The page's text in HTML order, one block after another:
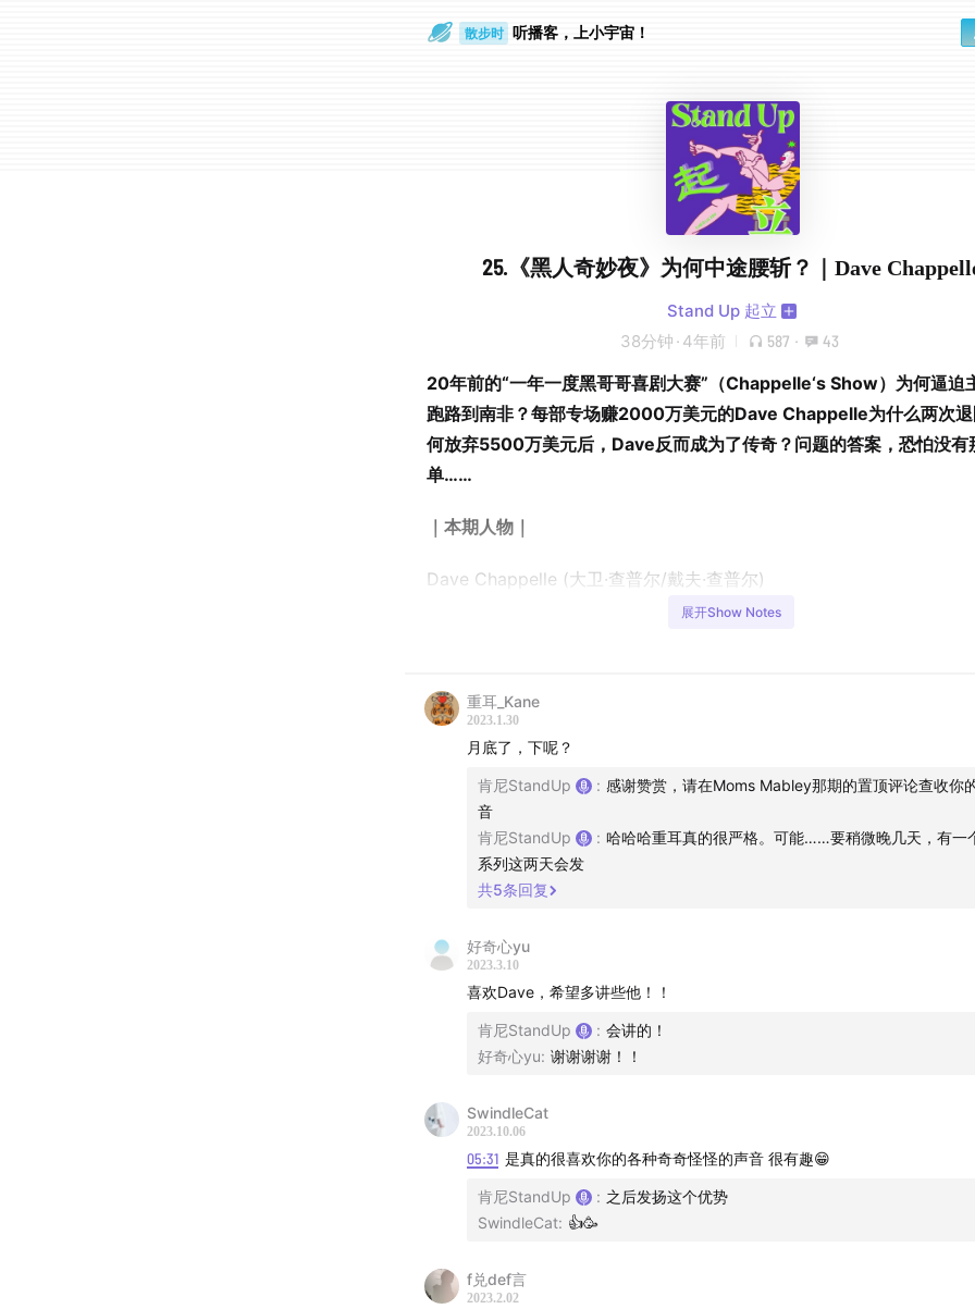
散步时 听播客，上小宇宙！
25.《黑人奇妙夜》为何中途腰斩？｜Dave
Stand Up 起立
38分钟 · 4年前 587 · 43
20年前的“一年一度黑哥哥喜剧大赛”（Chappelle‘s Show）为何逼迫
跑路到南非？每部专场赚2000万美元的Dave Chappelle为什么两次
何放弃5500万美元后，Dave反而成为了传奇？问题的答案，恐怕没有
单……
｜本期人物｜
Dave Chappelle (大卫·查普尔/戴夫·查普尔)
首次退圈！24岁的Dave究竟经历了什么？
内幕揭露？在脏话农场看花花公子有助于创作喜剧！
名垂青史！Chappelle’s Show第一集就做出了史上最佳Sketch
出乎意料！2004年美国最火的流行语竟是詹姆斯？
22:54 再次退圈！美国娱乐圈被他搅得天翻地覆！
袒露心声，喜剧人是否应该承担更多责任？
告别压力，5500万美元在快乐面前一文不值！
35:10 王者归来！你们都是来争第二的吗？
下期预告：完整回顾“Chappelle’s Show”3季节目，并向大家推荐
必看精品！
｜歌单｜
Chappelle’s Show Intro
展开Show Notes
重耳_Kane
2023.1.30
月底了，下呢？
肯尼StandUp : 感谢赞赏，请在Moms Mabley那期的置顶评论查收你
音
肯尼StandUp
: 哈哈哈重耳真的很严格。可能……要稍微晚几天，有一
系列这两天会发
共5条回复
好奇心yu
2023.3.10
喜欢Dave，希望多讲些他！！
肯尼StandUp : 会讲的！
好奇心yu: 谢谢谢谢！！
SwindleCat
2023.10.06
05:31 是真的很喜欢你的各种奇奇怪怪的声音 很有趣😁
肯尼StandUp : 之后发扬这个优势
SwindleCat: 👍🥳
f兑def言
2023.2.02